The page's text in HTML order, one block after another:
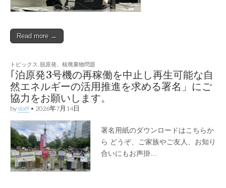
Read more →
トピックス 脱原発、核廃棄物問題
｢泊原発3号機の再稼働を中止し再生可能な自
然エネルギーの活用推進を求める署名」にご
協力をお願いします。
bystaff • 2026年7月14日
署名用紙のダウンロードはこちらか
ら どうぞ、ご家族やご友人、お知り
合いにもお声掛…